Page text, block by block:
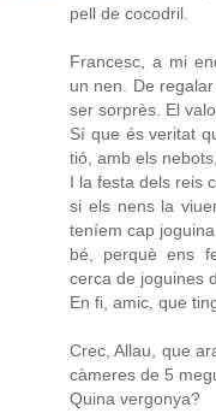
pell de cocodril.
Francesc, a mi
un nen. De
ser sorprès. El
Sí que és veritat
tió, amb els
I la festa dels reis
si els nens la
teníem cap
bé, perquè ens
cerca de joguines
En fi, amic, que
Crec, Allau, que
càmeres de 5
Quina vergonya?